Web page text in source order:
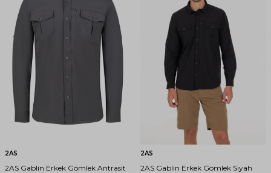
2AS
2AS Gablin Erkek Gömlek Antrasit
2AS
2AS Gablin Erkek Gömlek Siyah